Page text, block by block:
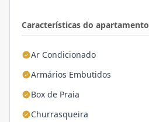
Características do apartamento
Ar Condicionado
Armários Embutidos
Box de Praia
Churrasqueira